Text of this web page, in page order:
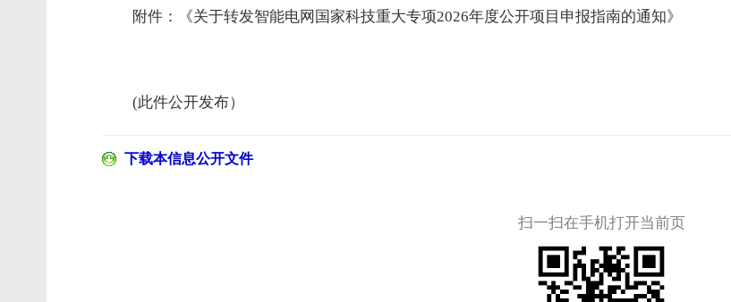
附件：
《关于转发智能电网国家科技重大专项2026年度公开项目申报指南的通知》
(此件公开发布）
下载本信息公开文件
扫一扫在手机打开当前页